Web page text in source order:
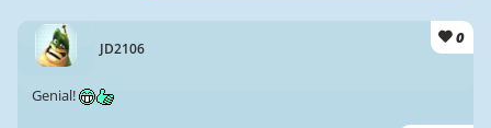
JD2106
0
Genial!